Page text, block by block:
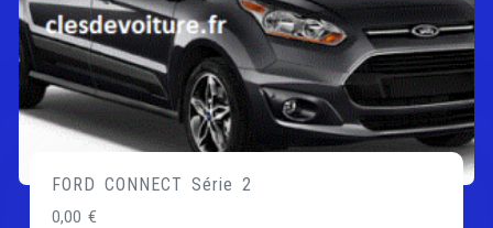
FORD CONNECT Série 2
0,00€